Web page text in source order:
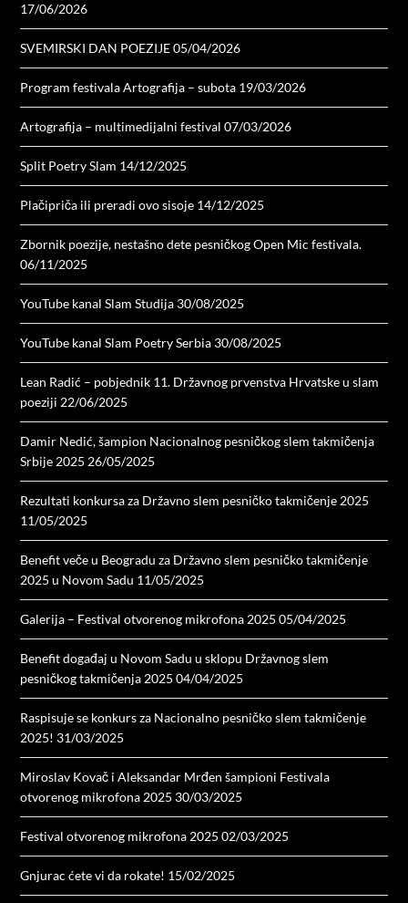
17/06/2026
SVEMIRSKI DAN POEZIJE 05/04/2026
Program festivala Artografija – subota 19/03/2026
Artografija – multimedijalni festival 07/03/2026
Split Poetry Slam 14/12/2025
Plačipriča ili preradi ovo sisoje 14/12/2025
Zbornik poezije, nestašno dete pesničkog Open Mic festivala.
06/11/2025
YouTube kanal Slam Studija 30/08/2025
YouTube kanal Slam Poetry Serbia 30/08/2025
Lean Radić – pobjednik 11. Državnog prvenstva Hrvatske u slam
poeziji 22/06/2025
Damir Nedić, šampion Nacionalnog pesničkog slem takmičenja
Srbije 2025 26/05/2025
Rezultati konkursa za Državno slem pesničko takmičenje 2025
11/05/2025
Benefit veče u Beogradu za Državno slem pesničko takmičenje
2025 u Novom Sadu 11/05/2025
Galerija – Festival otvorenog mikrofona 2025 05/04/2025
Benefit događaj u Novom Sadu u sklopu Državnog slem
pesničkog takmičenja 2025 04/04/2025
Raspisuje se konkurs za Nacionalno pesničko slem takmičenje
2025! 31/03/2025
Miroslav Kovač i Aleksandar Mrđen šampioni Festivala
otvorenog mikrofona 2025 30/03/2025
Festival otvorenog mikrofona 2025 02/03/2025
Gnjurac ćete vi da rokate! 15/02/2025